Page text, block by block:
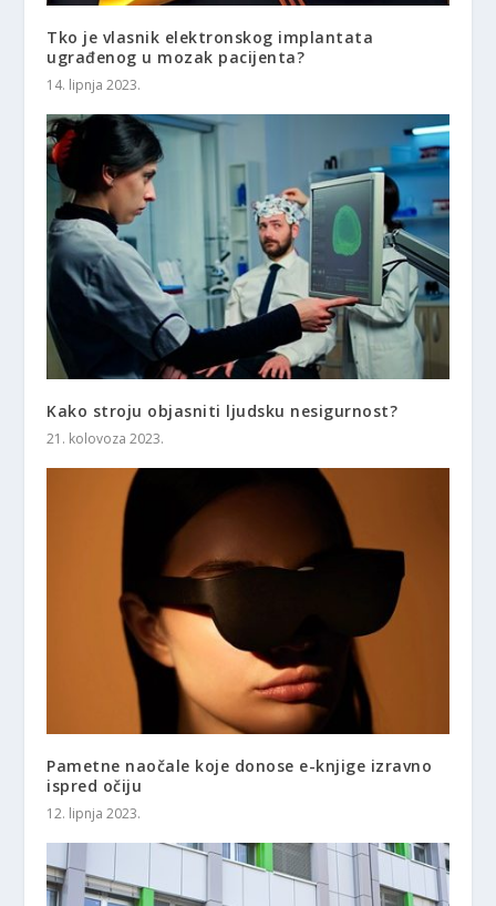
Tko je vlasnik elektronskog implantata
ugrađenog u mozak pacijenta?
14. lipnja 2023.
Kako stroju objasniti ljudsku nesigurnost?
21. kolovoza 2023.
Pametne naočale koje donose e-knjige izravno
ispred očiju
12. lipnja 2023.